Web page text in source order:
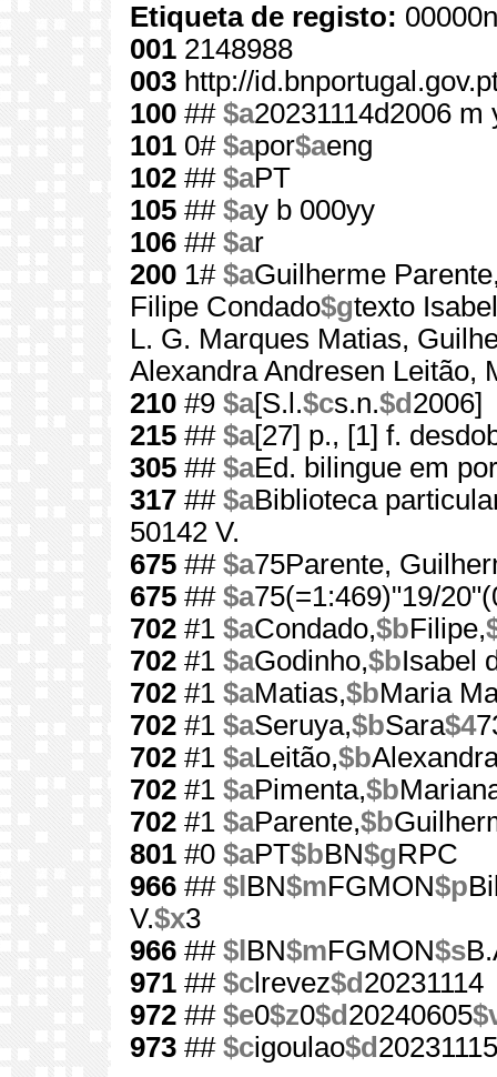
Etiqueta de registo:
001 2148988
003 http://
100 ## $a20231114d2006
101 0# $apor$aeng
102 ## $aPT
105 ## $ay b 000yy
106 ## $ar
200 1# $aGuilherme
Filipe Condado$gtexto
L. G. Marques Matias,
Alexandra Andresen Leitão,
210 #9 $a[S.l.$cs.n.$d 2006]
215 ## $a[27] p., [1] f.
305 ## $aEd. bilingue em
317 ## $aBiblioteca
50142 V.
675 ## $a75Parente,
675 ## $a75(=1:469)"19/
702 #1 $aCondado,$bFilipe,
702 #1 $aGodinho,$bIsabel
702 #1 $aMatias,$bMaria
702 #1 $aSeruya,$bSara$4
702 #1 $aLeitão,$b
702 #1 $aPimenta,$b
702 #1 $aParente,$b
801 #0 $aPT$bBN$gRPC
966 ## $l BN$mFGMON$p
V.$x3
966 ## $l BN$mFGMON$s
971 ## $c lrevez$d 20231114
972 ## $e0$z0$d 20240605
973 ## $cigoulao$d 20231115